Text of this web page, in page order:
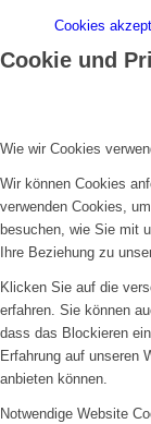
Cookies
Cookie und
Wie wir Cookies
Wir können Cookies
verwenden Cookies,
besuchen, wie Sie mit
Ihre Beziehung zu
Klicken Sie auf die
erfahren. Sie können
dass das Blockieren
Erfahrung auf unseren
anbieten können.
Notwendige Website